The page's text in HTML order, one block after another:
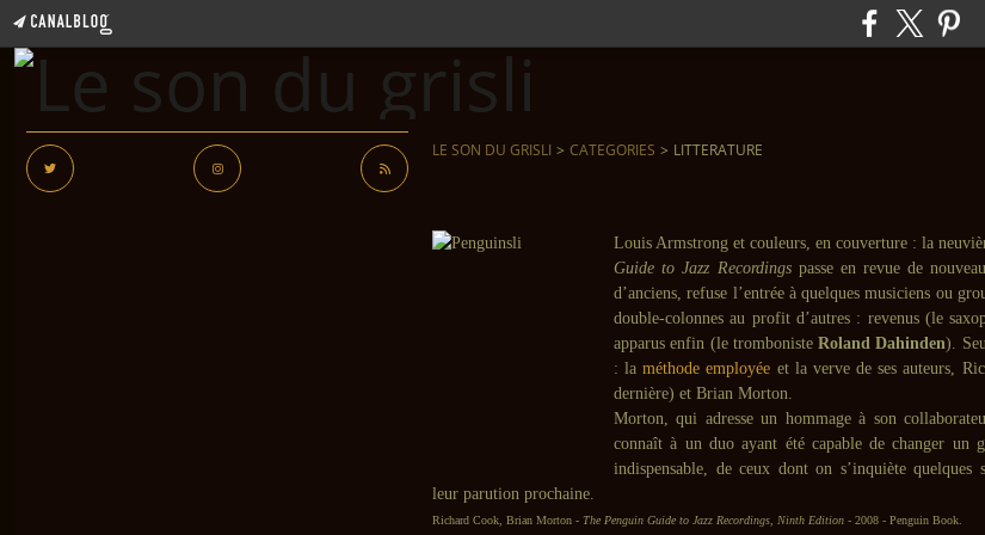
LE SON DU GRISLI > CATEGORIES > LITTERATURE
Louis Armstrong et couleurs, en couverture : la
Guide to Jazz Recordingspasse en revue de
d’anciens, refuse l’entrée à quelques musiciens ou
double-colonnes au profit d’autres : revenus (le
apparus enfin (le trombonisteRoland Dahinden).
: laméthode employée et la verve de ses auteurs,
dernière) et Brian Morton.
Morton, qui adresse un hommage à son
connaît à un duo ayant été capable de changer un
indispensable, de ceux dont on s’inquiète quelques
leur parution prochaine.
Richard Cook, Brian Morton - The Penguin Guide to Jazz Recordings, Ninth Edition - 2008 - Penguin Book.